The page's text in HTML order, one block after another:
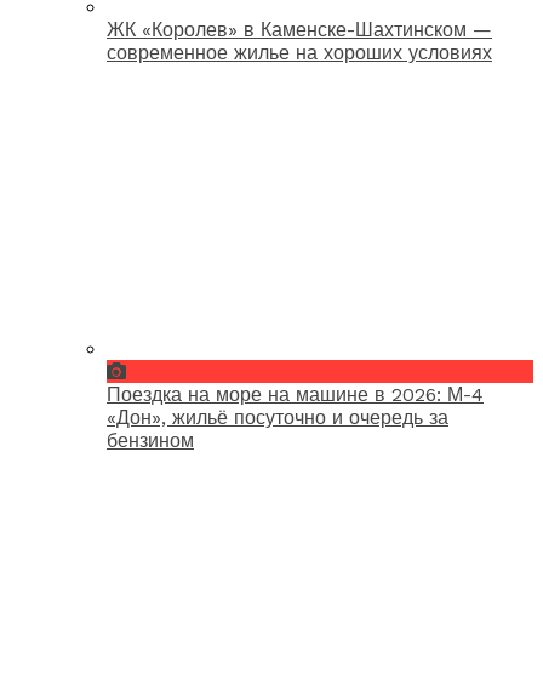
ЖК «Королев» в Каменске-Шахтинском —
современное жилье на хороших условиях
Поездка на море на машине в 2026: М-4
«Дон», жильё посуточно и очередь за
бензином